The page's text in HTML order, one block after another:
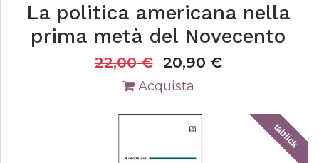
La politica americana nella
prima metà del Novecento
22,00€ 20,90 €
Acquista
tablick